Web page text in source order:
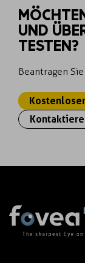
UND
TESTEN?
Beantragen